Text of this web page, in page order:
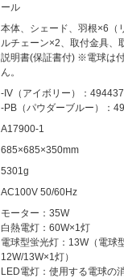
ール
本体、シェード、羽根×6（
ルチェーン×2、取付金具、
説明書(保証書付) ※電球は
ん。
-IV（アイボリー）：
-PB（パウダーブルー）：
A17900-1
685×685×350mm
5301g
AC100V 50/60Hz
モーター：35W
白熱電灯：60W×1灯
電球型蛍光灯：13W（電球
12W/13W×1灯）
LED電灯：使用する電球の